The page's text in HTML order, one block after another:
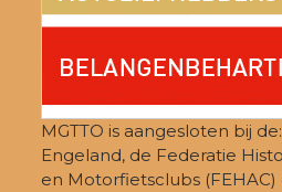
MGTTO is aangesloten bij
Engeland, de Federatie
en Motorfietsclubs